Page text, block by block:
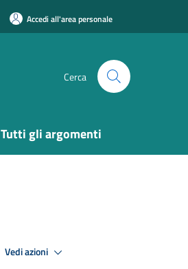
Accedi all'area personale
Cerca
Tutti gli argomenti
Vedi azioni